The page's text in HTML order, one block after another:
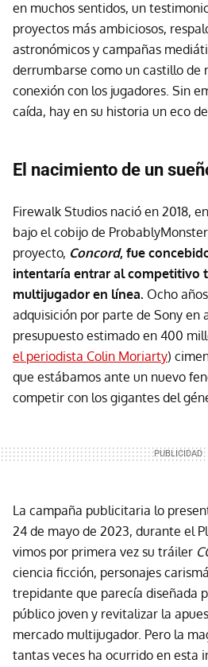
en muchos sentidos, un
proyectos más ambiciosos,
astronómicos y campañas
derrumbarse como un castillo de
conexión con los jugadores. Sin
caída, hay en su historia un eco
El nacimiento de un
Firewalk Studios nació en 2018,
bajo el cobijo de
proyecto, Concord, fue
intentaría entrar al competitivo
multijugador en línea. Ocho
adquisición por parte de Sony en
presupuesto estimado en 400
el periodista Colin Moriarty)
que estábamos ante un nuevo
competir con los gigantes del
La campaña publicitaria lo
24 de mayo de 2023, durante el
vimos por primera vez su tráiler
ciencia ficción, personajes
trepidante que parecía diseñada
público joven y revitalizar la
mercado multijugador. Pero la
tantas veces ha ocurrido en esta